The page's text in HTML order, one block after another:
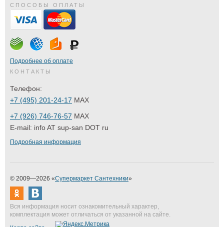
СПОСОБЫ ОПЛАТЫ
Подробнее об оплате
КОНТАКТЫ
Телефон:
+7 (495) 201-24-17 MAX
+7 (926) 746-76-57 MAX
E-mail: info AT sup-san DOT ru
Подробная информация
© 2009—2026 «Супермаркет Сантехники»
Вся информация носит ознакомительный характер,
комплектация может отличаться от указанной на сайте.